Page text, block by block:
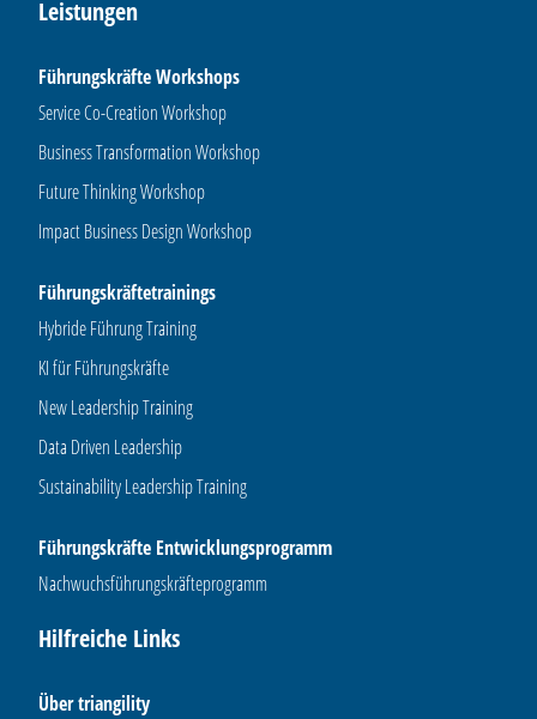
Leistungen
Führungskräfte Workshops
Service Co-Creation Workshop
Business Transformation Workshop
Future Thinking Workshop
Impact Business Design Workshop
Führungskräftetrainings
Hybride Führung Training
KI für Führungskräfte
New Leadership Training
Data Driven Leadership
Sustainability Leadership Training
Führungskräfte Entwicklungsprogramm
Nachwuchsführungskräfteprogramm
Hilfreiche Links
Über triangility